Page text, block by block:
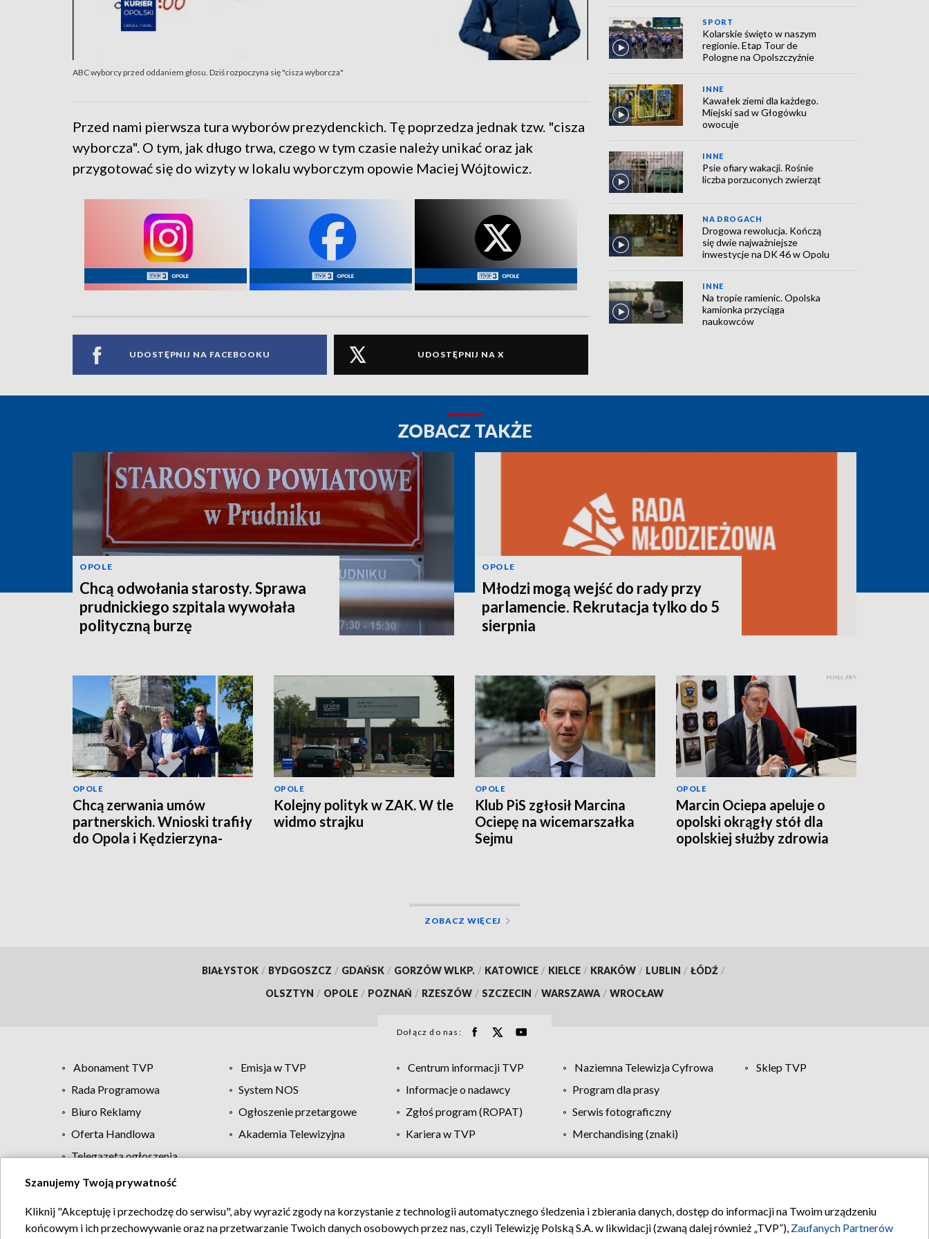
ABC wyborcy przed oddaniem głosu. Dziś rozpoczyna się "cisza wyborcza"
Przed nami pierwsza tura wyborów prezydenckich. Tę poprzedza jednak tzw. "cisza
wyborcza". O tym, jak długo trwa, czego w tym czasie należy unikać oraz jak
przygotować się do wizyty w lokalu wyborczym opowie Maciej Wójtowicz.
UDOSTĘPNIJ NA FACEBOOKU UDOSTĘPNIJ NA X
SPORT
Kolarskie święto w naszym
regionie. Etap Tour de
Pologne na Opolszczyźnie
INNE
Kawałek ziemi dla każdego.
Miejski sad w Głogówku
owocuje
INNE
Psie ofiary wakacji. Rośnie
liczba porzuconych zwierząt
NA DROGACH
Drogowa rewolucja. Kończą
się dwie najważniejsze
inwestycje na DK 46 w Opolu
INNE
Na tropie ramienic. Opolska
kamionka przyciąga
naukowców
ZOBACZ TAKŻE
OPOLE
Chcą odwołania starosty. Sprawa
prudnickiego szpitala wywołała
polityczną burzę
OPOLE
Młodzi mogą wejść do rady przy
parlamencie. Rekrutacja tylko do 5
sierpnia
OPOLE
Chcą zerwania umów
partnerskich. Wnioski trafiły
do Opola i Kędzierzyna-
OPOLE
Kolejny polityk w ZAK. W tle
widmo strajku
OPOLE
Klub PiS zgłosił Marcina
Ociepę na wicemarszałka
Sejmu
OPOLE
Marcin Ociepa apeluje o
opolski okrągły stół dla
opolskiej służby zdrowia
ZOBACZ WIĘCEJ
BIAŁYSTOK / BYDGOSZCZ / GDAŃSK / GORZÓW WLKP. / KATOWICE / KIELCE / KRAKÓW / LUBLIN / ŁÓDŹ /
OLSZTYN / OPOLE / POZNAŃ / RZESZÓW / SZCZECIN / WARSZAWA / WROCŁAW
Dołącz do nas:
Abonament TVP Emisja w TVP Centrum informacji TVP Naziemna Telewizja Cyfrowa
Sklep TVP
Rada Programowa
System NOS Informacje o nadawcy
Program dla prasy
Biuro Reklamy
Ogłoszenie przetargowe Zgłoś program (ROPAT)
Serwis fotograficzny
Oferta Handlowa
Akademia Telewizyjna Kariera w TVP
Merchandising (znaki)
Telegazeta ogłoszenia
Regulamin TVP Polityka prywatności Moje zgody Pomoc Biuro reklamy Kontakt
Szanujemy Twoją prywatność
Kliknij "Akceptuję i przechodzę do serwisu", aby wyrazić zgody na korzystanie z technologii automatycznego śledzenia i zbierania danych, dostęp do informacji na Twoim urządzeniu
końcowym i ich przechowywanie oraz na przetwarzanie Twoich danych osobowych przez nas, czyli Telewizję Polską S.A. w likwidacji (zwaną dalej również „TVP”), Zaufanych Partnerów